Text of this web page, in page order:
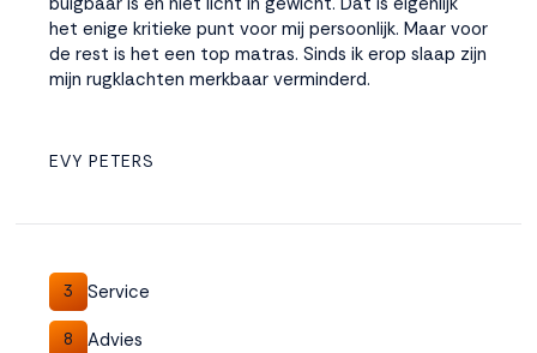
het enige kritieke punt voor mij persoonlijk. Maar voor
de rest is het een top matras. Sinds ik erop slaap zijn
mijn rugklachten merkbaar verminderd.
EVY PETERS
3 Service
8 Advies